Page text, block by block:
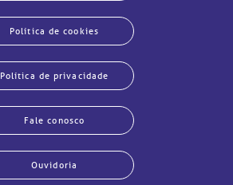
Política de cookies
Política de privacidade
Fale conosco
Ouvidoria